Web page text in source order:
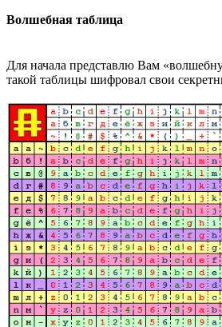
Волшебная таблица
Для начала представлю Вам
такой таблицы шифровал свои